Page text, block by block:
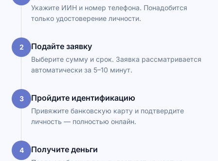
Укажите ИИН и номер телефона. Понадобится
только удостоверение личности.
2 Подайте заявку
Выберите сумму и срок. Заявка рассматривается
автоматически за 5–10 минут.
3 Пройдите идентификацию
Привяжите банковскую карту и подтвердите
личность — полностью онлайн.
4 Получите деньги